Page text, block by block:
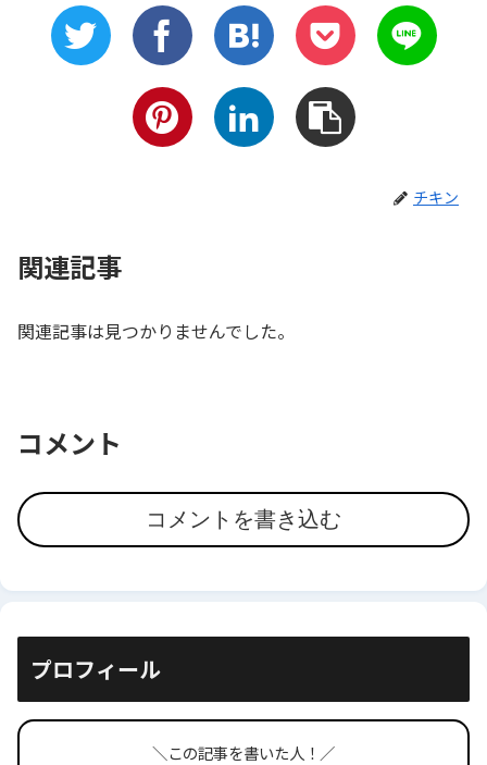
チキン
関連記事
関連記事は見つかりませんでした。
コメント
コメントを書き込む
プロフィール
＼この記事を書いた人！／